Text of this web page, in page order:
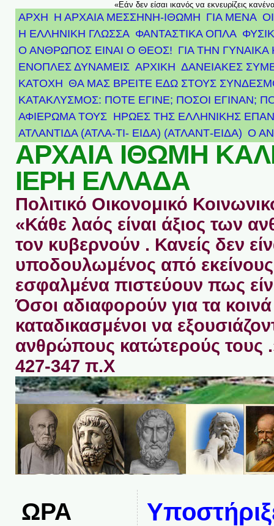
«Εάν δεν είσαι ικανός να εκνευρίζεις
ΑΡΧΗ Η ΑΡΧΑΙΑ ΜΕΣΣΗΝΗ-ΙΘΩΜΗ ΓΙΑ ΜΕΝΑ
Η ΕΛΛΗΝΙΚΗ ΓΛΩΣΣΑ ΦΑΝΤΑΣΤΙΚΑ ΟΠΛΑ
Ο ΑΝΘΡΩΠΟΣ ΕΙΝΑΙ Ο ΘΕΟΣ! ΓΙΑ ΤΗΝ ΓΥΝΑΙΚΑ
ΕΝΟΠΛΕΣ ΔΥΝΑΜΕΙΣ ΑΡΧΙΚΉ ΔΑΝΕΙΑΚΕΣ
ΚΑΤΟΧΗ ΘΑ ΜΑΣ ΒΡΕΙΤΕ ΕΔΩ ΣΤΟΥΣ
ΚΑΤΑΚΛΥΣΜΟΣ: ΠΟΤΕ ΕΓΙΝΕ; ΠΟΣΟΙ ΕΓΙΝΑΝ;
ΑΦΙΈΡΩΜΑ ΤΟΥΣ ΉΡΩΕΣ ΤΗΣ ΕΛΛΗΝΙΚΉΣ
ΑΤΛΑΝΤΊΔΑ (ΑΤΛΑ-ΤΙ- ΕΙΔΑ) (ΑΤΛΑΝΤ-ΕΙΔΑ) Ο
ΑΡΧΑΙΑ ΙΘΩΜΗ
ΙΕΡΗ ΕΛΛΑΔΑ
Πολιτικό Οικονομικό
«Κάθε λαός είναι άξιος των
τον κυβερνούν . Κανείς δεν
υποδουλωμένος από
εσφαλμένα πιστεύουν πως
Όσοι αδιαφορούν για τα κοινά
καταδικασμένοι να
ανθρώπους κατώτερούς τους
427-347 π.Χ
ΩΡΑ